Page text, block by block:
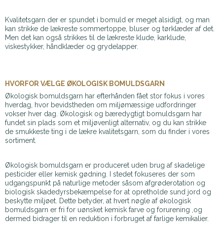
Kvalitetsgarn der er spundet i bomuld er meget alsidigt, og man
kan strikke de lækreste sommertoppe, bluser og tørklæder af det.
Men det kan også strikkes til de lækreste klude, karklude,
viskestykker, håndklæder og grydelapper.
HVORFOR VÆLGE ØKOLOGISK BOMULDSGARN
Økologisk bomuldsgarn har efterhånden fået stor fokus i vores
hverdag, hvor bevidstheden om miljømæssige udfordringer
vokser hver dag. Økologisk og bæredygtigt bomuldsgarn har
fundet sin plads som et miljøvenligt alternativ, og du kan strikke
de smukkeste ting i de lækre kvalitetsgarn, som du finder i vores
sortiment.
Økologisk bomuldsgarn er produceret uden brug af skadelige
pesticider eller kemisk gødning. I stedet fokuseres der som
udgangspunkt på naturlige metoder såsom afgrøderotation og
biologisk skadedyrsbekæmpelse for at opretholde sund jord og
beskytte miljøet. Dette betyder, at hvert nøgle af økologisk
bomuldsgarn er fri for uønsket kemisk farve og forurening ,og
dermed bidrager til en reduktion i forbruget af farlige kemikalier.